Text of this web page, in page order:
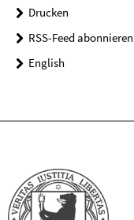
Drucken
RSS-Feed abonnieren
English